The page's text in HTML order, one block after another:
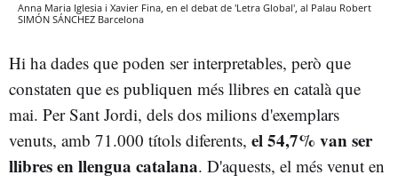
Anna Maria Iglesia i Xavier Fina, en el debat de 'Letra Global', al Palau Robert
SIMÓN SÁNCHEZ Barcelona
Hi ha dades que poden ser interpretables, però que
constaten que es publiquen més llibres en català que
mai. Per Sant Jordi, dels dos milions d'exemplars
venuts, amb 71.000 títols diferents, el 54,7% van ser
llibres en llengua catalana. D'aquests, el més venut en